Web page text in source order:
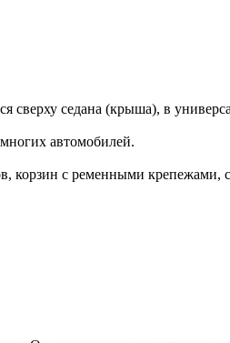
сверху седана (крыша), в
автомобилей.
с ременными крепежами,